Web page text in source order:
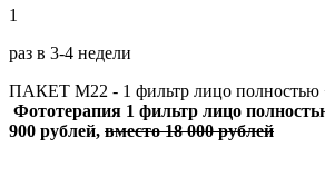
1
раз в 3-4 недели
ПАКЕТ М22 - 1 фильтр лицо полностью
Фототерапия 1 фильтр лицо
900 рублей, вместо 18 000 рублей